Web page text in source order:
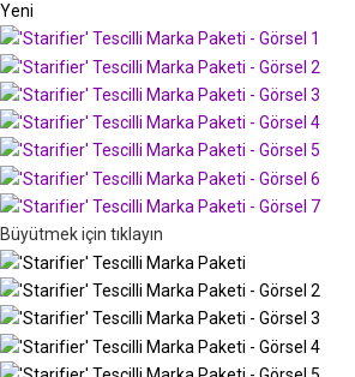
Yeni
Büyütmek için tıklayın